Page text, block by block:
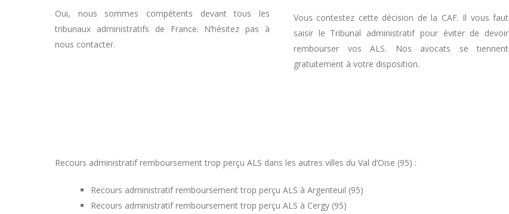
Oui, nous sommes compétents devant tous les
tribunaux administratifs de France. N’hésitez pas à
nous contacter.
Vous contestez cette décision de la CAF. Il vous faut
saisir le Tribunal administratif pour éviter de devoir
rembourser vos ALS. Nos avocats se tiennent
gratuitement à votre disposition.
Recours administratif remboursement trop perçu ALS dans les autres villes du Val d’Oise (95) :
Recours administratif remboursement trop perçu ALS à Argenteuil (95)
Recours administratif remboursement trop perçu ALS à Cergy (95)